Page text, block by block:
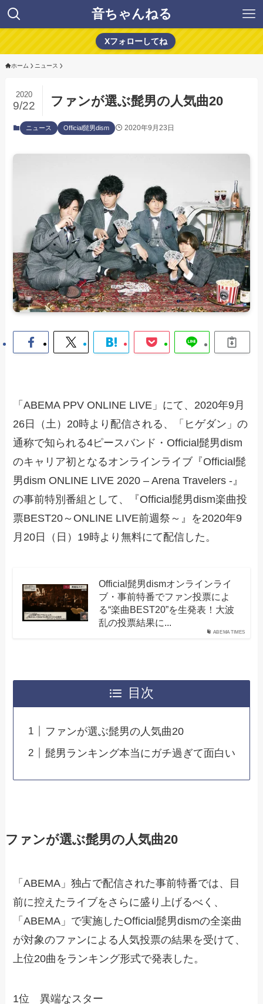
音ちゃんねる
Xフォローしてね
ホーム ニュース
ファンが選ぶ髭男の人気曲20
2020
9/22
ニュース Official髭男dism 2020年9月23日
「ABEMA PPV ONLINE LIVE」にて、2020年9月
26日（土）20時より配信される、「ヒゲダン」の
通称で知られる4ピースバンド・Official髭男dism
のキャリア初となるオンラインライブ『Official髭
男dism ONLINE LIVE 2020 – Arena Travelers -』
の事前特別番組として、『Official髭男dism楽曲投
票BEST20～ONLINE LIVE前週祭～』を2020年9
月20日（日）19時より無料にて配信した。
ABEMA TIMES
Official髭男dismオンラインライ
ブ・事前特番でファン投票によ
る“楽曲BEST20”を生発表！大波
乱の投票結果に...
目次
ファンが選ぶ髭男の人気曲20
髭男ランキング本当にガチ過ぎて面白い
ファンが選ぶ髭男の人気曲20
「ABEMA」独占で配信された事前特番では、目
前に控えたライブをさらに盛り上げるべく、
「ABEMA」で実施したOfficial髭男dismの全楽曲
が対象のファンによる人気投票の結果を受けて、
上位20曲をランキング形式で発表した。
1位 異端なスター